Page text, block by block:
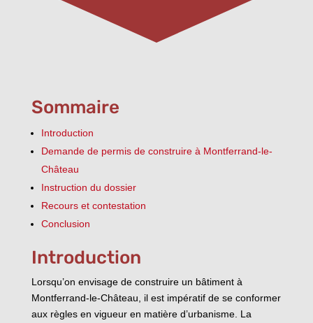
Sommaire
Introduction
Demande de permis de construire à Montferrand-le-
Château
Instruction du dossier
Recours et contestation
Conclusion
Introduction
Lorsqu’on envisage de construire un bâtiment à
Montferrand-le-Château, il est impératif de se conformer
aux règles en vigueur en matière d’urbanisme. La